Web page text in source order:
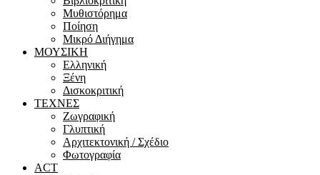
Μυθιστόρημα
Ποίηση
Μικρό Διήγημα
ΜΟΥΣΙΚΗ
Ελληνική
Ξένη
Δισκοκριτική
ΤΕΧΝΕΣ
Ζωγραφική
Γλυπτική
Αρχιτεκτονική / Σχέδιο
Φωτογραφία
ACT